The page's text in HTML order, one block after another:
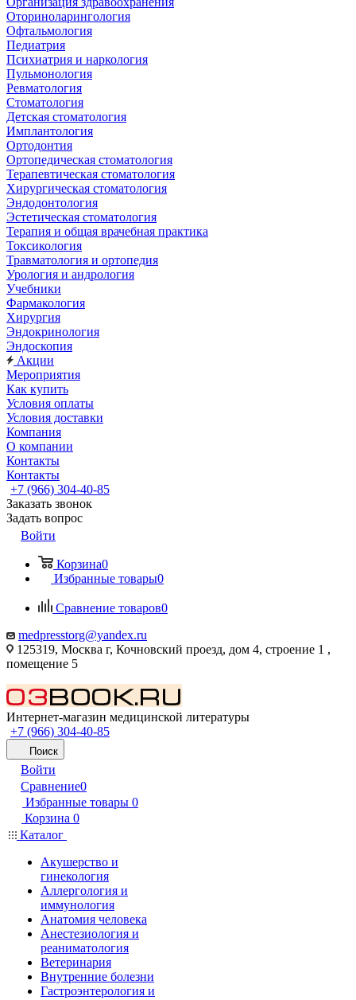
Оториноларингология
Офтальмология
Педиатрия
Психиатрия и наркология
Пульмонология
Ревматология
Стоматология
Детская стоматология
Имплантология
Ортодонтия
Ортопедическая стоматология
Терапевтическая стоматология
Хирургическая стоматология
Эндодонтология
Эстетическая стоматология
Терапия и общая врачебная практика
Токсикология
Травматология и ортопедия
Урология и андрология
Учебники
Фармакология
Хирургия
Эндокринология
Эндоскопия
Акции
Мероприятия
Как купить
Условия оплаты
Условия доставки
Компания
О компании
Контакты
Контакты
+7 (966) 304-40-85
Заказать звонок
Задать вопрос
Войти
Корзина0
Избранные товары0
Сравнение товаров0
medpresstorg@yandex.ru
125319, Москва г, Кочновский проезд, дом 4, строение 1 ,
помещение 5
Интернет-магазин медицинской литературы
+7 (966) 304-40-85
Поиск
Войти
Сравнение0
Избранные товары 0
Корзина 0
Каталог
Акушерство и
гинекология
Аллергология и
иммунология
Анатомия человека
Анестезиология и
реаниматология
Ветеринария
Внутренние болезни
Гастроэнтерология и